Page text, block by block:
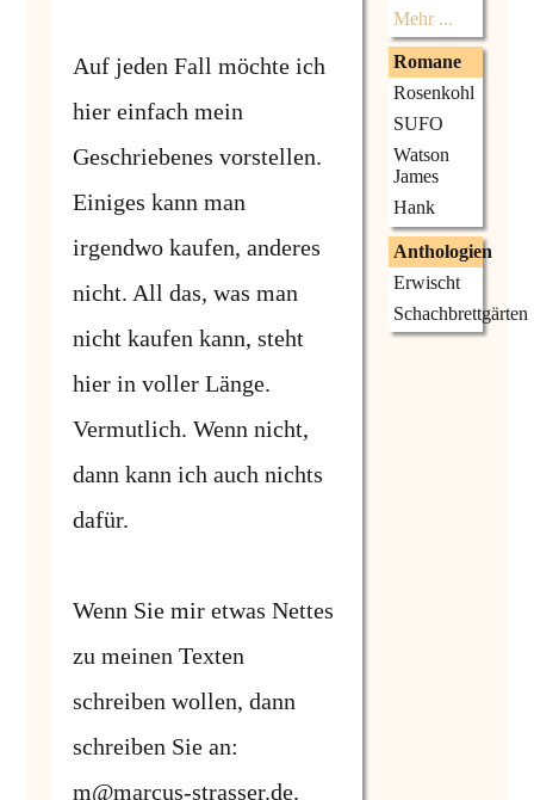
Auf jeden Fall möchte ich
hier einfach mein
Geschriebenes vorstellen.
Einiges kann man
irgendwo kaufen, anderes
nicht. All das, was man
nicht kaufen kann, steht
hier in voller Länge.
Vermutlich. Wenn nicht,
dann kann ich auch nichts
dafür.
Wenn Sie mir etwas Nettes
zu meinen Texten
schreiben wollen, dann
schreiben Sie an:
m@marcus-strasser.de.
Mehr ...
Romane
Rosenkohl
SUFO
Watson
James
Hank
Anthologien
Erwischt
Schachbrettgärten